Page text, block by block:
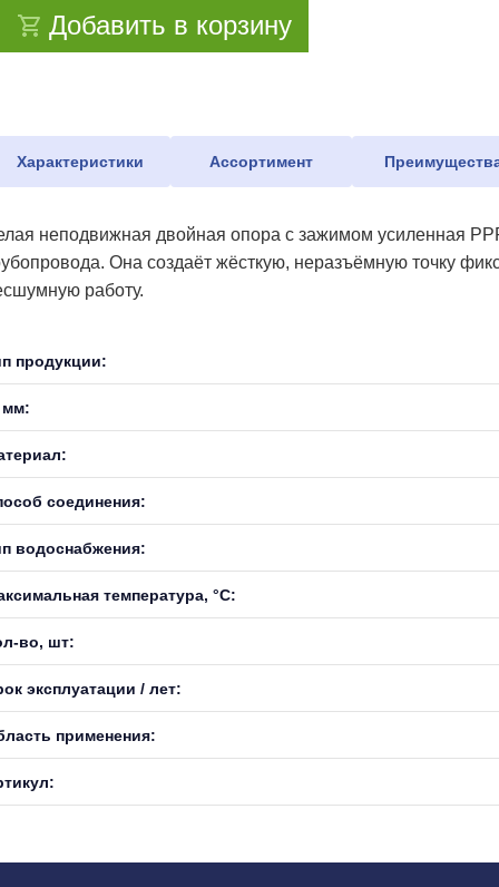
Добавить в корзину
Характеристики Ассортимент
неподвижная двойная опора с зажимом усиленная
Она создаёт жёсткую, неразъёмную точку
работу.
продукции:
мм:
соединения:
водоснабжения:
температура, °С:
во, шт:
эксплуатации / лет:
применения: